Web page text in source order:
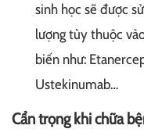
sinh học sẽ được
lượng tùy thuộc
biến như:
Ustekinumab…
Cẩn trọng khi chữa